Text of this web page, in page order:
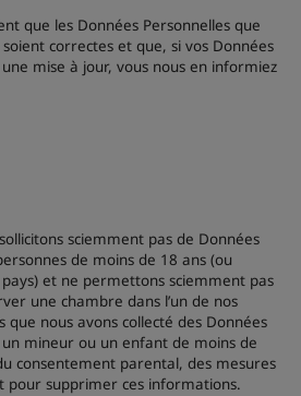
que les Données Personnelles que
correctes et que, si vos Données
mise à jour, vous nous en informiez
sciemment pas de Données
de moins de 18 ans (ou
et ne permettons sciemment pas
une chambre dans l’un de nos
que nous avons collecté des Données
mineur ou un enfant de moins de
consentement parental, des mesures
pour supprimer ces informations.